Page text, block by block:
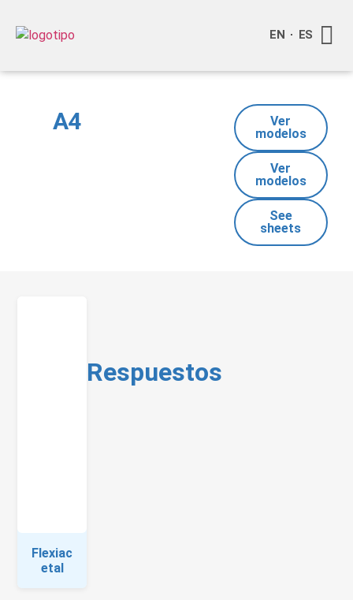
EN ES
A4
Ver
modelos
Ver
modelos
See
sheets
Flexiac
etal
Respuestos